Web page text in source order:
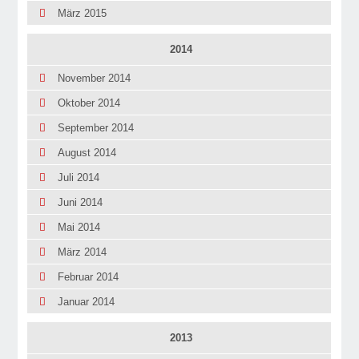
März 2015
2014
November 2014
Oktober 2014
September 2014
August 2014
Juli 2014
Juni 2014
Mai 2014
März 2014
Februar 2014
Januar 2014
2013